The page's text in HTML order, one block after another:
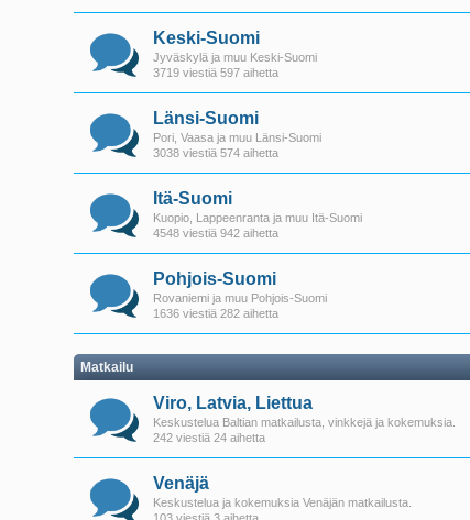
Keski-Suomi
Jyväskylä ja muu Keski-Suomi
3719 viestiä 597 aihetta
Länsi-Suomi
Pori, Vaasa ja muu Länsi-Suomi
3038 viestiä 574 aihetta
Itä-Suomi
Kuopio, Lappeenranta ja muu Itä-Suomi
4548 viestiä 942 aihetta
Pohjois-Suomi
Rovaniemi ja muu Pohjois-Suomi
1636 viestiä 282 aihetta
Matkailu
Viro, Latvia, Liettua
Keskustelua Baltian matkailusta, vinkkejä ja kokemuksia.
242 viestiä 24 aihetta
Venäjä
Keskustelua ja kokemuksia Venäjän matkailusta.